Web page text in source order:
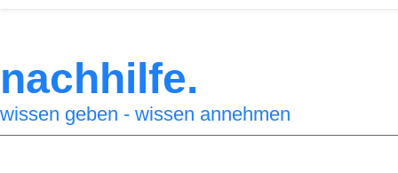
nachhilfe.
wissen geben - wissen annehmen